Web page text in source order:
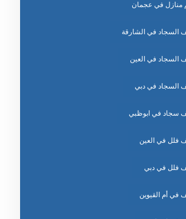
منازل في عجمان
السجاد في الشارقة
السجاد في العين
السجاد في دبي
سجاد في ابوظبي
فلل في العين
فلل في دبي
في أم القيوين